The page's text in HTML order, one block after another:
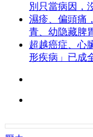
別只當病因，
濕疹、偏頭痛
青、幼隐藏脾
超越癌症、心
形疾病」已成